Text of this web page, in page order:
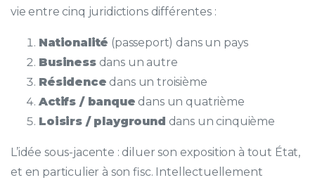
vie entre cinq juridictions différentes :
Nationalité (passeport) dans un pays
Businessdans un autre
Résidence dans un troisième
Actifs / banque dans un quatrième
Loisirs / playground dans un cinquième
L’idée sous-jacente : diluer son exposition à tout État,
et en particulier à son fisc. Intellectuellement